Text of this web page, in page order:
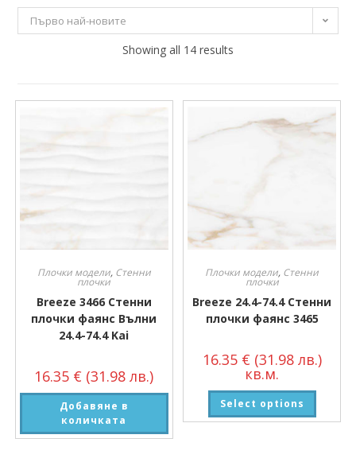
11 € 19 €
15
Производител
Първо най-новите
Showing all 14 results
Плочки модели, Стенни
плочки
Breeze 3466 Стенни
плочки фаянс Вълни
24.4-74.4 Kai
16.35 € (31.98 лв.)
Добавяне в
количката
Плочки модели, Стенни
плочки
Breeze 24.4-74.4 Стенни
плочки фаянс 3465
16.35 € (31.98 лв.)
кв.м.
Select options